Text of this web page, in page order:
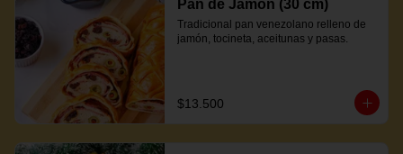
Pan de Jamón (30 cm)
Tradicional pan venezolano relleno de
jamón, tocineta, aceitunas y pasas.
$13.500